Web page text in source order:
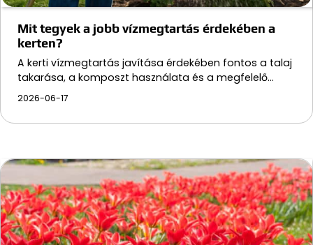
Mit tegyek a jobb vízmegtartás érdekében a
kerten?
A kerti vízmegtartás javítása érdekében fontos a talaj
takarása, a komposzt használata és a megfelelő…
2026-06-17